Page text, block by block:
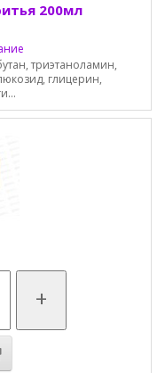
200мл
триэтаноламин,
глицерин,
+